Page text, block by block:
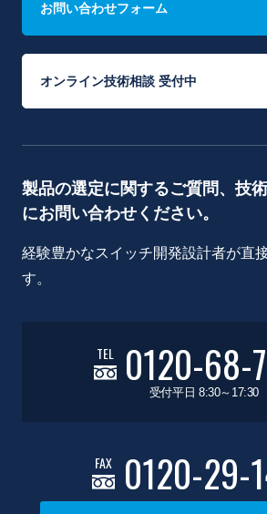
お問い合わせフォーム
オンライン技術相談 受付中
製品の選定に関するご質問、技
にお問い合わせください。
経験豊かなスイッチ開発設計者が直
す。
TEL 0120-68-
受付平日 8:30～17:30
FAX 0120-29-